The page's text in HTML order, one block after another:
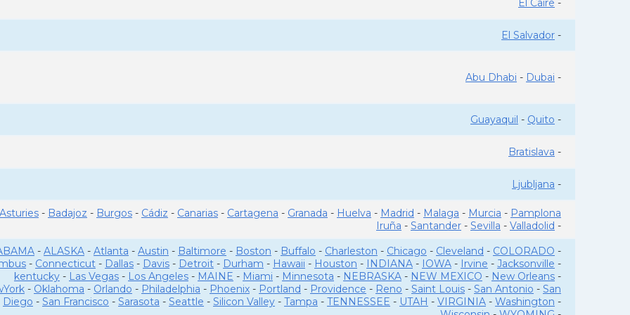
El Caire -
El Salvador -
Abu Dhabi - Dubai -
Guayaquil - Quito -
Bratislava -
Ljubljana -
Asturies - Badajoz - Burgos - Cádiz - Canarias - Cartagena - Granada - Huelva - Madrid - Malaga - Murcia - Pamplona
Iruña - Santander - Sevilla - Valladolid -
- ALASKA - Atlanta - Austin - Baltimore - Boston - Buffalo - Charleston - Chicago - Cleveland - COLORADO -
- Connecticut - Dallas - Davis - Detroit - Durham - Hawaii - Houston - INDIANA - IOWA - Irvine - Jacksonville -
kentucky - Las Vegas - Los Angeles - MAINE - Miami - Minnesota - NEBRASKA - NEW MEXICO - New Orleans -
- Oklahoma - Orlando - Philadelphia - Phoenix - Portland - Providence - Reno - Saint Louis - San Antonio - San
Diego - San Francisco - Sarasota - Seattle - Silicon Valley - Tampa - TENNESSEE - UTAH - VIRGINIA - Washington -